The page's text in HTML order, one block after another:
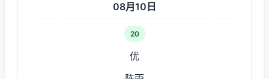
08月10日
20
优